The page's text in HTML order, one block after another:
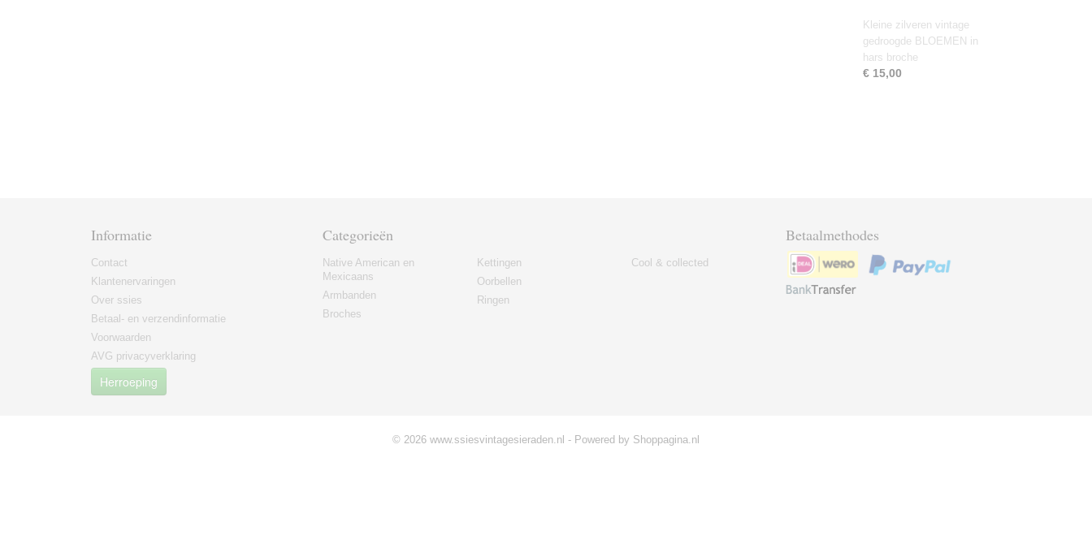
Kleine zilveren vintage
gedroogde BLOEMEN in
hars broche
€ 15,00
Informatie
Contact
Klantenervaringen
Over ssies
Betaal- en verzendinformatie
Voorwaarden
AVG privacyverklaring
Herroeping
Categorieën
Native American en
Mexicaans
Armbanden
Broches
Kettingen
Oorbellen
Ringen
Cool & collected
Betaalmethodes
© 2026 www.ssiesvintagesieraden.nl - Powered by Shoppagina.nl